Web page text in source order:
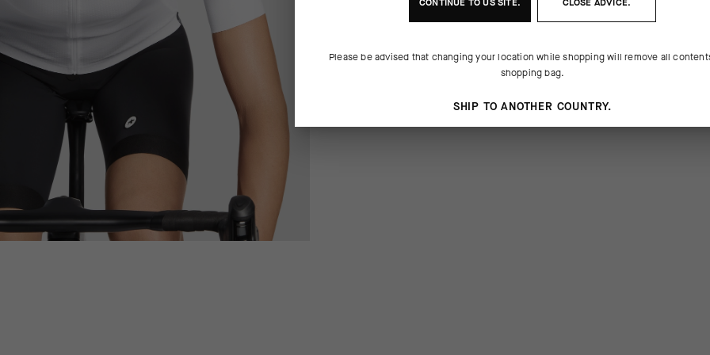
Please be advised that changing your location while shopping will remove all
shopping bag.
SHIP TO ANOTHER COUNTRY.